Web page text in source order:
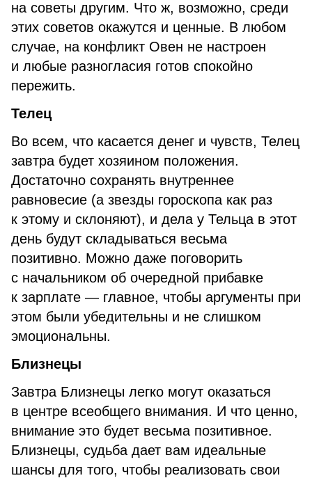
на советы другим. Что ж, возможно, среди
этих советов окажутся и ценные. В любом
случае, на конфликт Овен не настроен
и любые разногласия готов спокойно
пережить.
Телец
Во всем, что касается денег и чувств, Телец
завтра будет хозяином положения.
Достаточно сохранять внутреннее
равновесие (а звезды гороскопа как раз
к этому и склоняют), и дела у Тельца в этот
день будут складываться весьма
позитивно. Можно даже поговорить
с начальником об очередной прибавке
к зарплате — главное, чтобы аргументы при
этом были убедительны и не слишком
эмоциональны.
Близнецы
Завтра Близнецы легко могут оказаться
в центре всеобщего внимания. И что ценно,
внимание это будет весьма позитивное.
Близнецы, судьба дает вам идеальные
шансы для того, чтобы реализовать свои